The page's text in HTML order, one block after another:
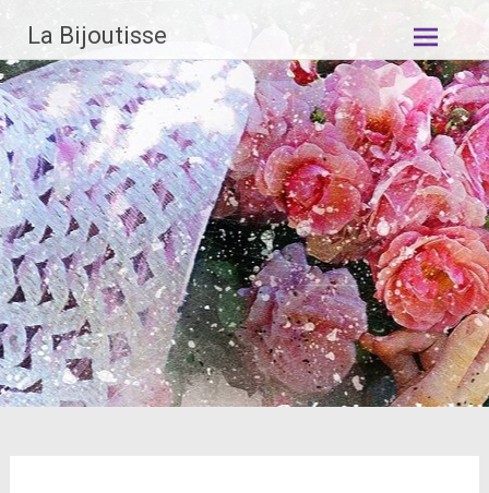
contenu
principal
La Bijoutisse